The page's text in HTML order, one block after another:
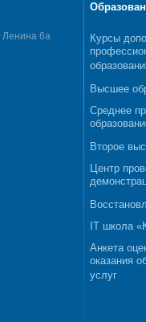
Ленина 6а
Курсы
Высшее
Среднее
Второе
Центр
IT школа
Анкета
оказания
услуг